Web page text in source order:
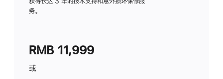
务。
RMB 11,999
或